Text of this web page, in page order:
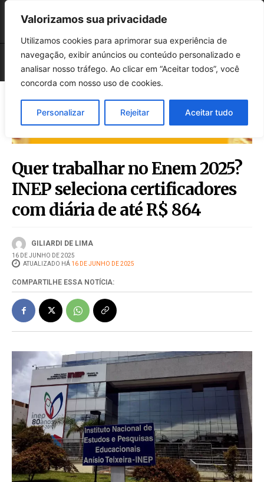
Valorizamos sua privacidade
Utilizamos cookies para aprimorar sua experiência de
navegação, exibir anúncios ou conteúdo personalizado e
analisar nosso tráfego. Ao clicar em “Aceitar todos”, você
concorda com nosso uso de cookies.
Personalizar Rejeitar Aceitar tudo
Quer trabalhar no Enem 2025?
INEP seleciona certificadores
com diária de até R$ 864
GILIARDI DE LIMA
16 DE JUNHO DE 2025
ATUALIZADO HÁ 16 DE JUNHO DE 2025
COMPARTILHE ESSA NOTÍCIA: